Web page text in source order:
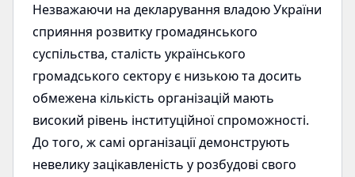
Незважаючи на декларування владою України
сприяння розвитку громадянського
суспільства, сталість українського
громадського сектору є низькою та досить
обмежена кількість організацій мають
високий рівень інституційної спроможності.
До того, ж самі організації демонструють
невелику зацікавленість у розбудові свого